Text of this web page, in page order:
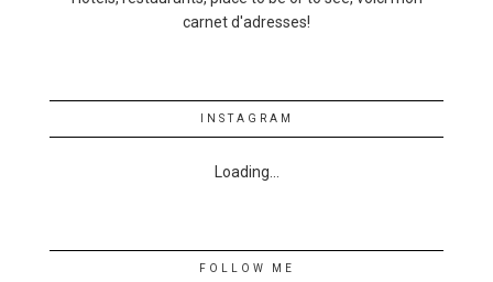
carnet d'adresses!
INSTAGRAM
Loading...
FOLLOW ME